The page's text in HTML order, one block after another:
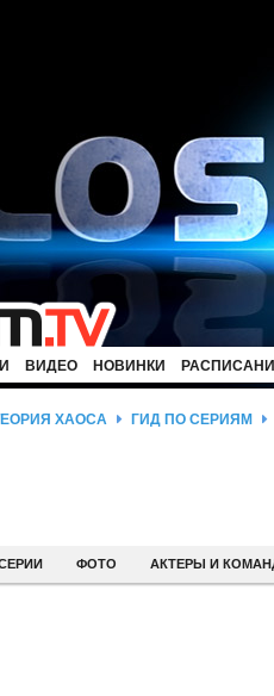
ВИДЕО НОВИНКИ
ХАОСА ГИД ПО СЕРИЯМ
ФОТО АКТЕРЫ И